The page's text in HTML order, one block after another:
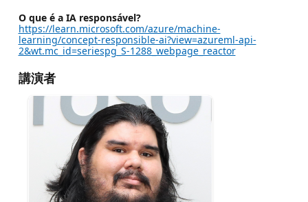
O que é a IA responsável?
https://learn.microsoft.com/azure/machine-
learning/concept-responsible-ai?view=azureml-api-
2&wt.mc_id=seriespg_S-1288_webpage_reactor
講演者